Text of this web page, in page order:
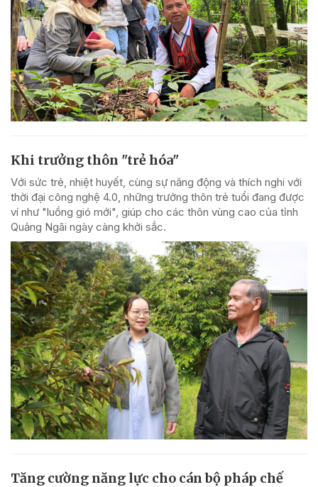
Khi trưởng thôn "trẻ hóa"
Với sức trẻ, nhiệt huyết, cùng sự năng động và thích nghi với
thời đại công nghệ 4.0, những trưởng thôn trẻ tuổi đang được
ví như "luồng gió mới", giúp cho các thôn vùng cao của tỉnh
Quảng Ngãi ngày càng khởi sắc.
Tăng cường năng lực cho cán bộ pháp chế